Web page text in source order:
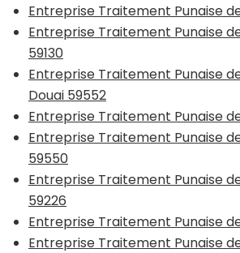
Entreprise Traitement Punaise
Entreprise Traitement Punaise
59130
Entreprise Traitement Punaise
Douai 59552
Entreprise Traitement Punaise
Entreprise Traitement Punaise
59550
Entreprise Traitement Punaise
59226
Entreprise Traitement Punaise de
Entreprise Traitement Punaise